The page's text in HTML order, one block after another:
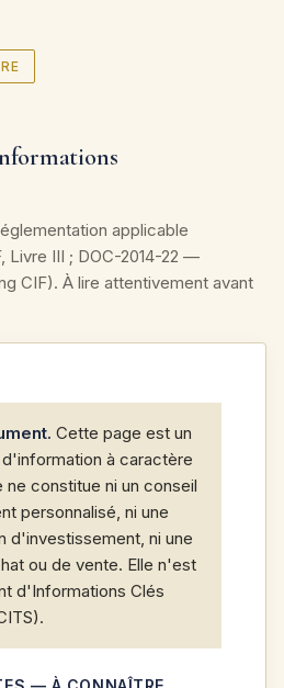
applicable
Livre III ; DOC-2014-22 —
CIF). À lire attentivement avant
Cette page est un
à caractère
ne constitue ni un conseil
personnalisé, ni une
d'investissement, ni une
ou de vente. Elle n'est
d'Informations Clés